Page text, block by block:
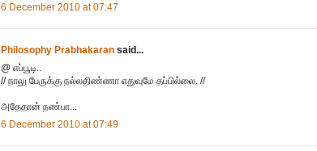
6 December 2010 at 07:47
Philosophy Prabhakaran said...
@ எப்பூடி..
// நாலு பேருக்கு நல்லதிண்ணா எதுவுமே தப்பில்லை. //
அதேதான் நண்பா...
6 December 2010 at 07:49